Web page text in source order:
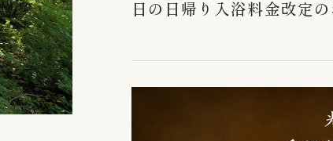
日の日帰り入浴料金改定